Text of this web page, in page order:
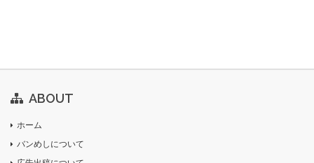
ABOUT
ホーム
バンめしについて